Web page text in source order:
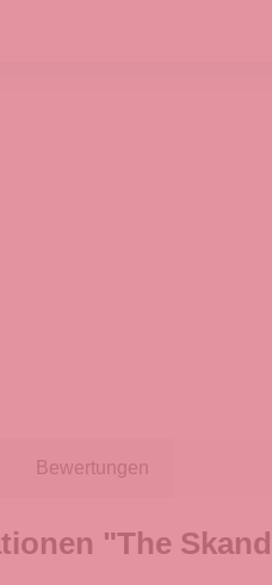
Bewertungen
"The